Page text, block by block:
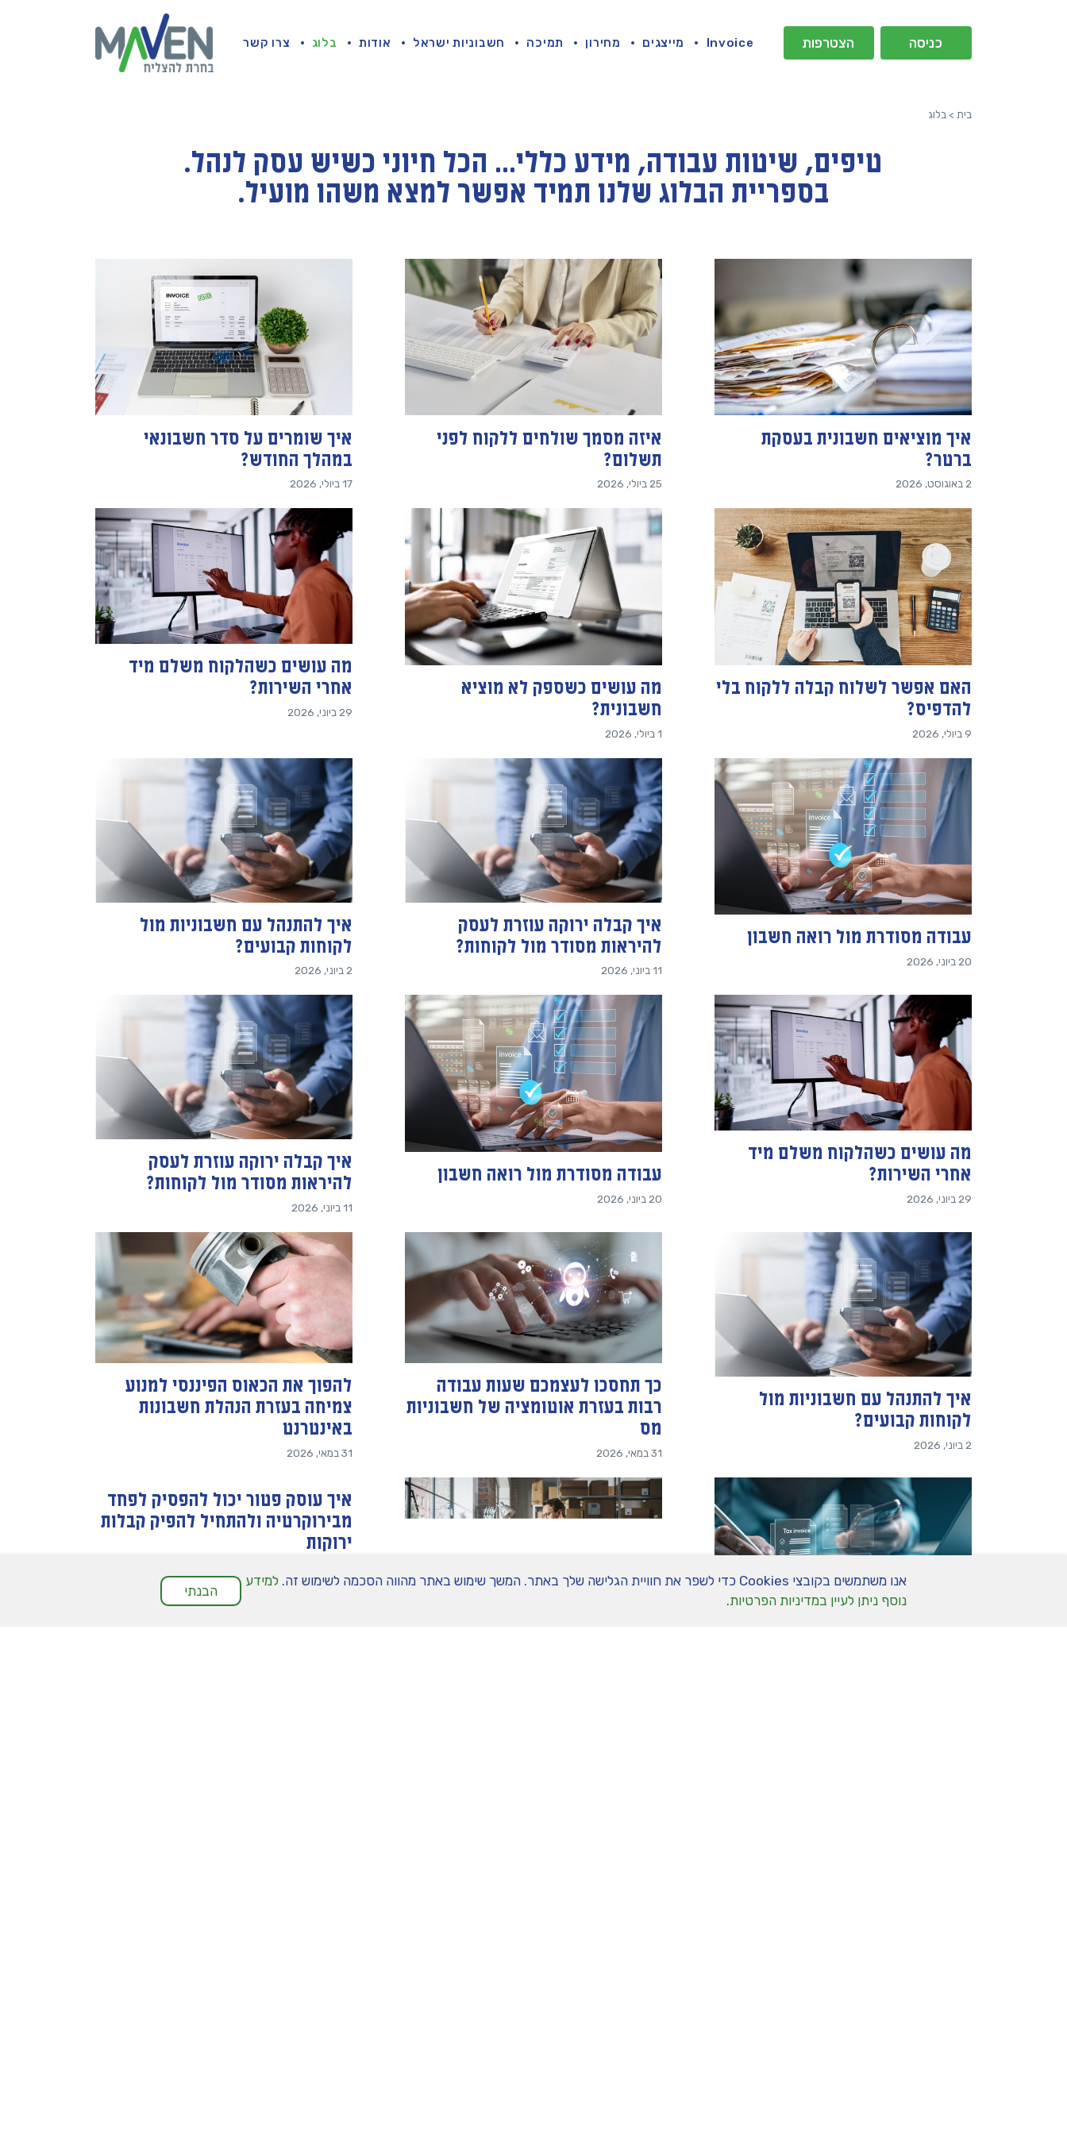
Invoice מייצגים מחירון תמיכה חשבוניות ישראל אודות בלוג צרו קשר כניסה הצטרפות
בית >בלוג
טיפים, שיטות עבודה, מידע כללי… הכל חיוני כשיש עסק לנהל.
בספריית הבלוג שלנו תמיד אפשר למצא משהו מועיל.
איך מוציאים חשבונית בעסקת
ברטר?
2 באוגוסט, 2026
איזה מסמך שולחים ללקוח לפני
תשלום?
25 ביולי, 2026
איך שומרים על סדר חשבונאי
במהלך החודש?
17 ביולי, 2026
האם אפשר לשלוח קבלה ללקוח בלי
להדפיס?
9 ביולי, 2026
מה עושים כשספק לא מוציא
חשבונית?
1 ביולי, 2026
מה עושים כשהלקוח משלם מיד
אחרי השירות?
29 ביוני, 2026
עבודה מסודרת מול רואה חשבון
20 ביוני, 2026
איך קבלה ירוקה עוזרת לעסק
להיראות מסודר מול לקוחות?
11 ביוני, 2026
איך להתנהל עם חשבוניות מול
לקוחות קבועים?
2 ביוני, 2026
מה עושים כשהלקוח משלם מיד
אחרי השירות?
29 ביוני, 2026
עבודה מסודרת מול רואה חשבון
20 ביוני, 2026
איך קבלה ירוקה עוזרת לעסק
להיראות מסודר מול לקוחות?
11 ביוני, 2026
איך להתנהל עם חשבוניות מול
לקוחות קבועים?
2 ביוני, 2026
כך תחסכו לעצמכם שעות עבודה
רבות בעזרת אוטומציה של חשבוניות
מס
31 במאי, 2026
להפוך את הכאוס הפיננסי למנוע
צמיחה בעזרת הנהלת חשבונות
באינטרנט
31 במאי, 2026
אנו משתמשים בקובצי Cookies כדי לשפר את חוויית הגלישה שלך באתר. המשך שימוש באתר מהווה הסכמה לשימוש זה.
למידע
נוסף ניתן לעיין במדיניות הפרטיות.
הבנתי